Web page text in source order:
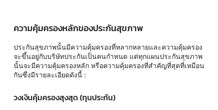
ความคุ้มครองหลักของประกันสุขภาพ
ประกันสุขภาพนั้นมีความคุ้มครองที่หลากหลายและความคุ้มครอง
จะขึ้นอยู่กับบริษัทประกันเป็นคนกำหนด แต่ทุกแผนประกันสุขภาพ
นั้นจะมีความคุ้มครองหลัก หรือความคุ้มครองที่สำคัญที่สุดที่เหมือน
กันซึ่งมีรายละเอียดดังนี้ :
วงเงินคุ้มครองสุงสุด (ทุนประกัน)